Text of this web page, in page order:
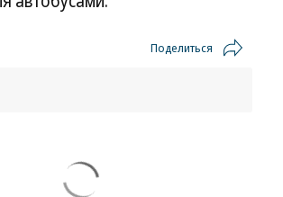
Поделиться